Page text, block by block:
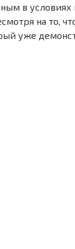
в условиях
на то,
уже